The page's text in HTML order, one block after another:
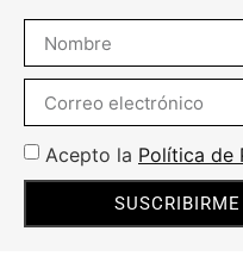
Acepto la Política de